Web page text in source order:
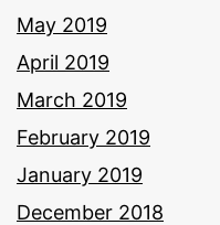
May 2019
April 2019
March 2019
February 2019
January 2019
December 2018